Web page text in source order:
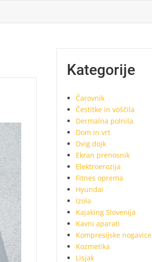
Kategorije
Čarovnik
Čestitke in voščila
Dermalna polnila
Dom in vrt
Dvig dojk
Ekran prenosnik
Elektroerozija
Fitnes oprema
Hyundai
Izola
Kajaking Slovenija
Kavni aparati
Kompresijske nogavice
Kozmetika
Lisjak